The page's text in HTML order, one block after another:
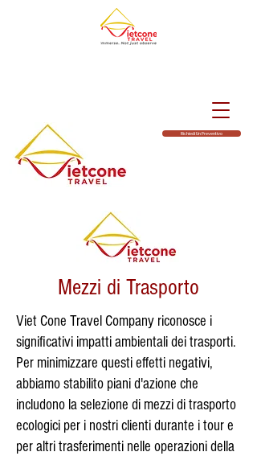
Richiedi Un Preventivo
Mezzi di Trasporto
Viet Cone Travel Company riconosce i
significativi impatti ambientali dei trasporti.
Per minimizzare questi effetti negativi,
abbiamo stabilito piani d'azione che
includono la selezione di mezzi di trasporto
ecologici per i nostri clienti durante i tour e
per altri trasferimenti nelle operazioni della